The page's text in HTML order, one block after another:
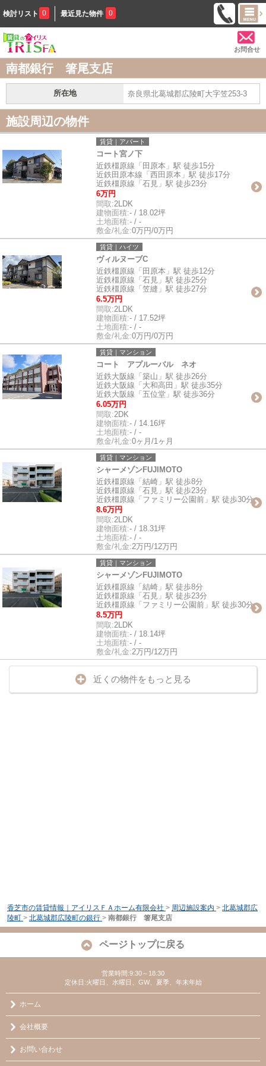
検討リスト 0 最近見た物件 0
お問合せ
南都銀行 箸尾支店
所在地 奈良県北葛城郡広陵町大字笠253-3
施設周辺の物件
賃貸｜アパート
コート宮ノ下
近鉄橿原線「田原本」駅 徒歩15分
近鉄田原本線「西田原本」駅 徒歩17分
近鉄橿原線「石見」駅 徒歩23分
6万円
間取:2LDK
建物面積:- / 18.02坪
土地面積:- / -
敷金/礼金:0万円/0万円
賃貸｜ハイツ
ヴィルヌーブC
近鉄橿原線「田原本」駅 徒歩12分
近鉄橿原線「石見」駅 徒歩25分
近鉄橿原線「笠縫」駅 徒歩27分
6.5万円
間取:2LDK
建物面積:- / 17.52坪
土地面積:- / -
敷金/礼金:0万円/0万円
賃貸｜マンション
コート アプルーバル ネオ
近鉄大阪線「築山」駅 徒歩26分
近鉄大阪線「大和高田」駅 徒歩35分
近鉄大阪線「五位堂」駅 徒歩36分
6.05万円
間取:2DK
建物面積:- / 14.16坪
土地面積:- / -
敷金/礼金:0ヶ月/1ヶ月
賃貸｜マンション
シャーメゾンFUJIMOTO
近鉄橿原線「結崎」駅 徒歩8分
近鉄橿原線「石見」駅 徒歩23分
近鉄橿原線「ファミリー公園前」駅 徒歩30分
8.6万円
間取:2LDK
建物面積:- / 18.31坪
土地面積:- / -
敷金/礼金:2万円/12万円
賃貸｜マンション
シャーメゾンFUJIMOTO
近鉄橿原線「結崎」駅 徒歩8分
近鉄橿原線「石見」駅 徒歩23分
近鉄橿原線「ファミリー公園前」駅 徒歩30分
8.5万円
間取:2LDK
建物面積:- / 18.14坪
土地面積:- / -
敷金/礼金:2万円/12万円
近くの物件をもっと見る
香芝市の賃貸情報｜アイリスＦＡホーム有限会社 > 周辺施設案内 > 北葛城郡広
陵町 > 北葛城郡広陵町の銀行 > 南都銀行 箸尾支店
ページトップに戻る
営業時間:9:30～18:30
定休日:火曜日、水曜日、GW、夏季、年末年始
ホーム
会社概要
お問い合わせ